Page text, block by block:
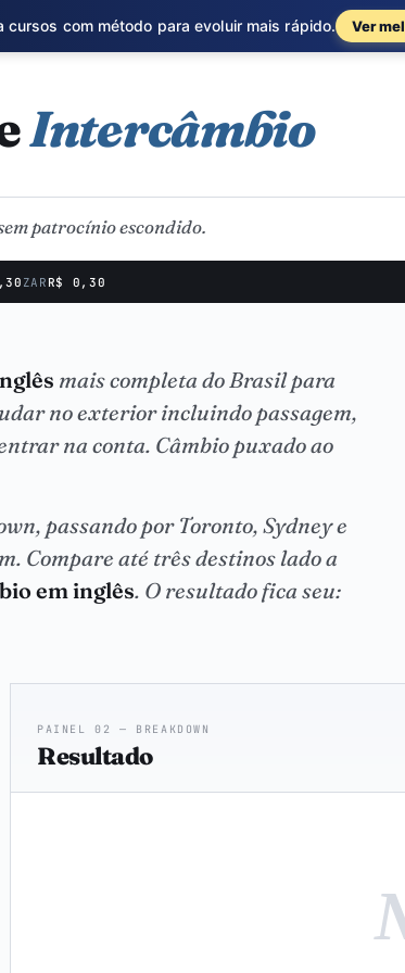
Intercâmbio
patrocínio escondido.
ZAR R$ 0,30
mais completa do Brasil para
no exterior incluindo passagem,
na conta. Câmbio puxado ao
passando por Toronto, Sydney e
Compare até três destinos lado a
em inglês. O resultado fica seu:
PAINEL 02 — BREAKDOWN
Resultado
cursos com método para evoluir mais rápido. Ver